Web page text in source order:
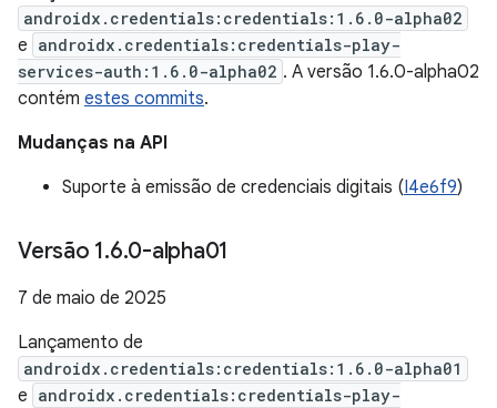
androidx.credentials:credentials:1.6.0-alpha02
e androidx.credentials:credentials-play-
services-auth:1.6.0-alpha02 . A versão 1.6.0-alpha02
contém estes commits.
Mudanças na API
Suporte à emissão de credenciais digitais (I4e6f9)
Versão 1.6.0-alpha01
7 de maio de 2025
Lançamento de
androidx.credentials:credentials:1.6.0-alpha01
e androidx.credentials:credentials-play-